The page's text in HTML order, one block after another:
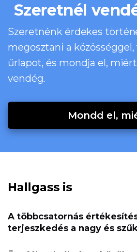
Szeretnél
Szeretnénk érdekes
megosztani a
űrlapot, és mondja el,
vendég.
Mondd el,
Hallgass is
A többcsatornás
terjeszkedés a nagy és